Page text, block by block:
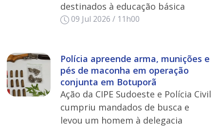
destinados à educação básica
09 Jul 2026 / 11h00
Polícia apreende arma, munições e
pés de maconha em operação
conjunta em Botuporã
Ação da CIPE Sudoeste e Polícia Civil
cumpriu mandados de busca e
levou um homem à delegacia